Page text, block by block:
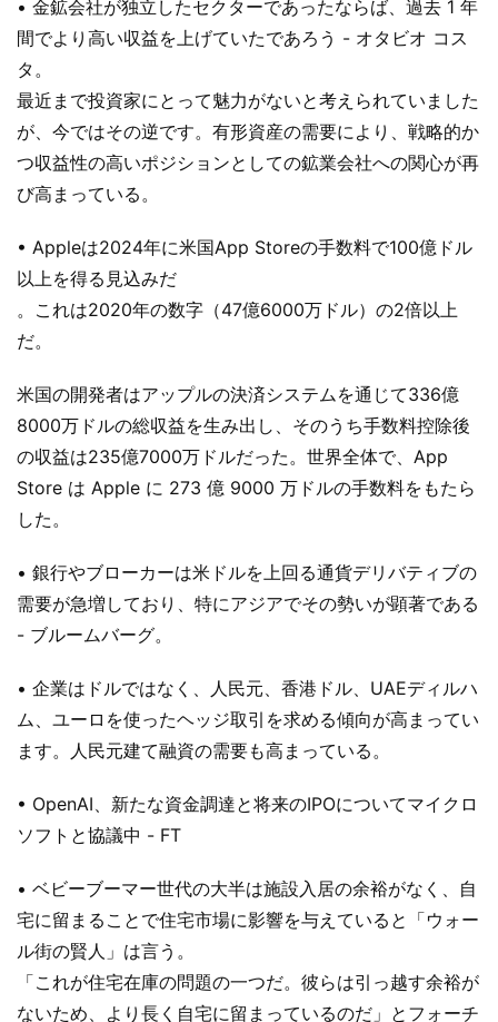
• 金鉱会社が独立したセクターであったならば、過去 1 年
間でより高い収益を上げていたであろう - オタビオ コス
タ。
最近まで投資家にとって魅力がないと考えられていました
が、今ではその逆です。有形資産の需要により、戦略的か
つ収益性の高いポジションとしての鉱業会社への関心が再
び高まっている。
• Appleは2024年に米国App Storeの手数料で100億ドル
以上を得る見込みだ
。これは2020年の数字（47億6000万ドル）の2倍以上
だ。
米国の開発者はアップルの決済システムを通じて336億
8000万ドルの総収益を生み出し、そのうち手数料控除後
の収益は235億7000万ドルだった。世界全体で、App
Store は Apple に 273 億 9000 万ドルの手数料をもたら
した。
• 銀行やブローカーは米ドルを上回る通貨デリバティブの
需要が急増しており、特にアジアでその勢いが顕著である
- ブルームバーグ。
• 企業はドルではなく、人民元、香港ドル、UAEディルハ
ム、ユーロを使ったヘッジ取引を求める傾向が高まってい
ます。人民元建て融資の需要も高まっている。
• OpenAI、新たな資金調達と将来のIPOについてマイクロ
ソフトと協議中 - FT
• ベビーブーマー世代の大半は施設入居の余裕がなく、自
宅に留まることで住宅市場に影響を与えていると「ウォー
ル街の賢人」は言う。
「これが住宅在庫の問題の一つだ。彼らは引っ越す余裕が
ないため、より長く自宅に留まっているのだ」とフォーチ